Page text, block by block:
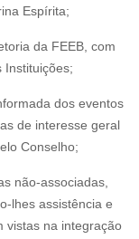
Espírita;
da FEEB, com
Instituições;
dos eventos
de interesse geral
Conselho;
não-associadas,
lhes assistência e
vistas na integração